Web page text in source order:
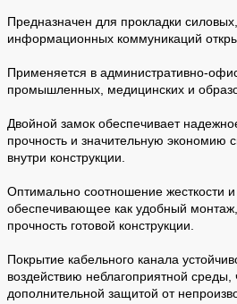
Предназначен для прокладки
информационных коммуникаций
Применяется в административно-
промышленных, медицинских и
Двойной замок обеспечивает
прочность и значительную экономию
внутри конструкции.
Оптимально соотношение жесткости и
обеспечивающее как удобный
прочность готовой конструкции.
Покрытие кабельного канала
воздействию неблагоприятной среды,
дополнительной защитой от